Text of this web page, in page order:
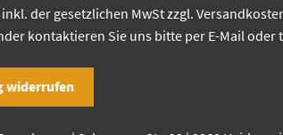
der gesetzlichen MwSt zzgl.
kontaktieren Sie uns bitte per E-Mail oder
widerrufen